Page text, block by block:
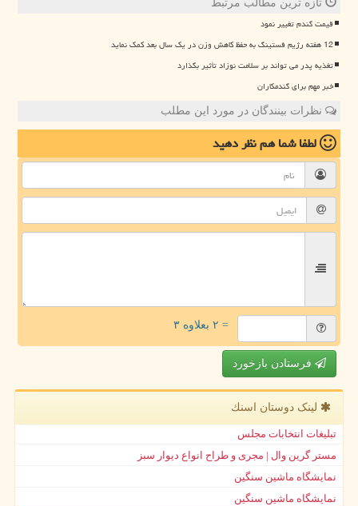
تازه ترین مطالب مرتبط
قیمت گندم تغییر نمود
12 هفته رژیم فستینگ به حفظ کاهش وزن در یک سال بعد کمک نماید
تغذیه پدر می تواند بر سلامت نوزاد تأثیر بگذارد
خبر مهم برای گندمکاران
نظرات بینندگان در مورد این مطلب
لطفا شما همنظر دهید
= ۲ بعلاوه ۳
فرستادن بازخورد
لینک دوستان اسنك
تبلیغات انتخابات مجلس
مستر گرین وال | مجری و طراح انواع دیوار سبز
نمایشگاه ماشین سنگین
نمایشگاه ماشین سنگین